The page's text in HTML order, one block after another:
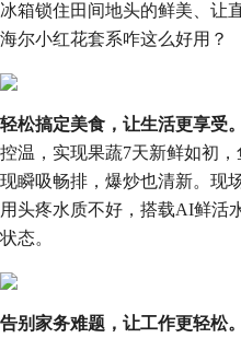
冰箱锁住田间地头的鲜美、
海尔小红花套系咋这么好用？
轻松搞定美食，让生活更享受。
控温，实现果蔬7天新鲜如初
现瞬吸畅排，爆炒也清新。现
用头疼水质不好，搭载AI鲜活
状态。
告别家务难题，让工作更轻松。